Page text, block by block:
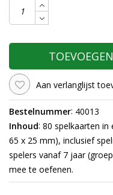
Aan verlanglijst
Bestelnummer: 40013
Inhoud: 80 spelkaarten
65 x 25 mm), inclusief
spelers vanaf 7 jaar
mee te oefenen.